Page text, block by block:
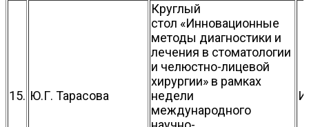
15. Ю.Г. Тарасова
Круглый
стол «Инновационные
методы диагностики и
лечения в стоматологии
и челюстно-лицевой
хирургии» в рамках
недели
международного